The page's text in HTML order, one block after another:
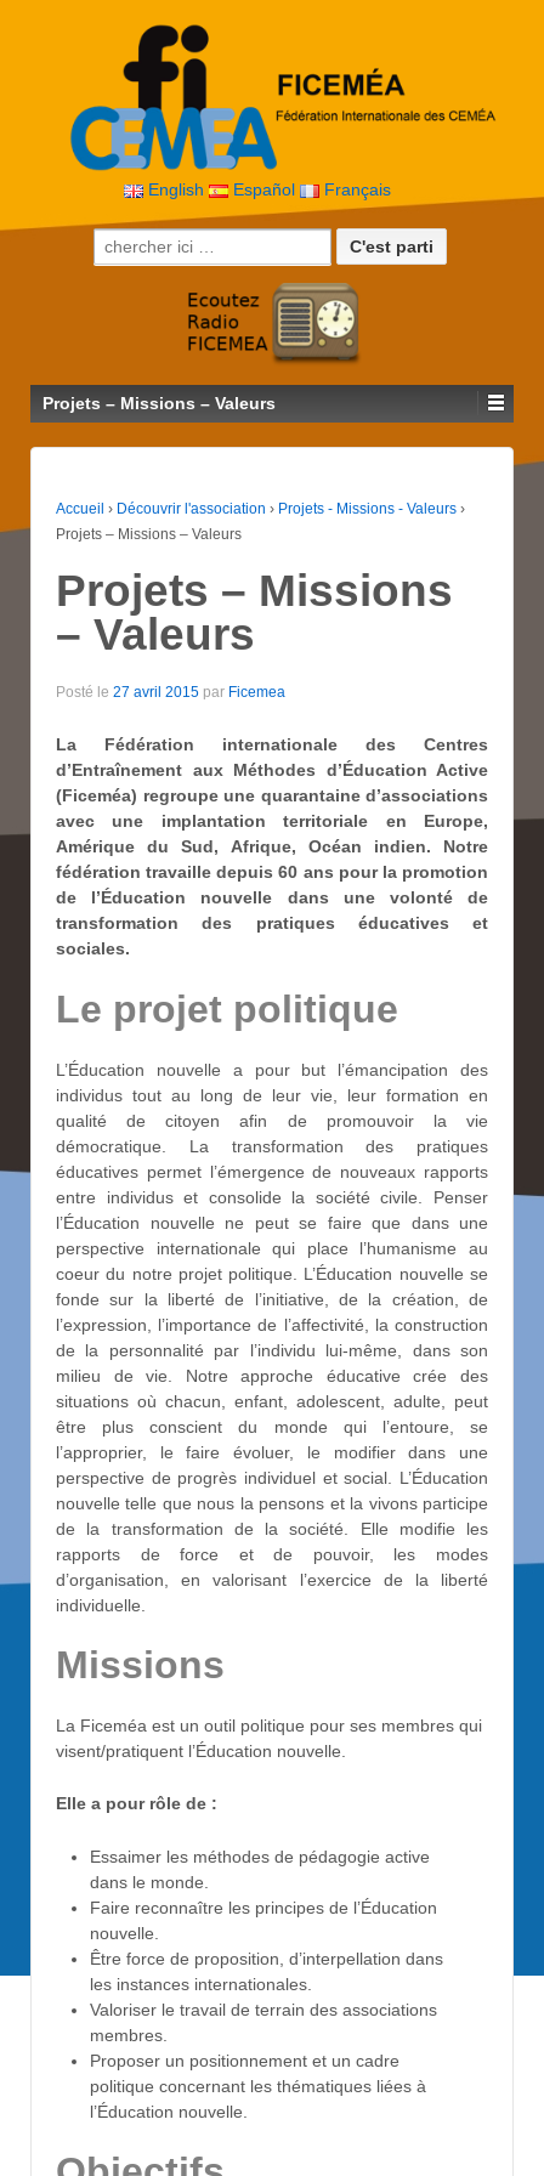
English Español Français
Recherche pour:
Projets – Missions – Valeurs
Accueil › Découvrir l'association › Projets - Missions - Valeurs ›
Projets – Missions – Valeurs
Projets – Missions
– Valeurs
Posté le 27 avril 2015 par Ficemea
La Fédération internationale des Centres
d’Entraînement aux Méthodes d’Éducation Active
(Ficeméa) regroupe une quarantaine d’associations
avec une implantation territoriale en Europe,
Amérique du Sud, Afrique, Océan indien. Notre
fédération travaille depuis 60 ans pour la promotion
de l’Éducation nouvelle dans une volonté de
transformation des pratiques éducatives et
sociales.
Le projet politique
L’Éducation nouvelle a pour but l’émancipation des
individus tout au long de leur vie, leur formation en
qualité de citoyen afin de promouvoir la vie
démocratique. La transformation des pratiques
éducatives permet l’émergence de nouveaux rapports
entre individus et consolide la société civile. Penser
l’Éducation nouvelle ne peut se faire que dans une
perspective internationale qui place l’humanisme au
coeur du notre projet politique. L’Éducation nouvelle se
fonde sur la liberté de l’initiative, de la création, de
l’expression, l’importance de l’affectivité, la construction
de la personnalité par l’individu lui-même, dans son
milieu de vie. Notre approche éducative crée des
situations où chacun, enfant, adolescent, adulte, peut
être plus conscient du monde qui l’entoure, se
l’approprier, le faire évoluer, le modifier dans une
perspective de progrès individuel et social. L’Éducation
nouvelle telle que nous la pensons et la vivons participe
de la transformation de la société. Elle modifie les
rapports de force et de pouvoir, les modes
d’organisation, en valorisant l’exercice de la liberté
individuelle.
Missions
La Ficeméa est un outil politique pour ses membres qui
visent/pratiquent l’Éducation nouvelle.
Elle a pour rôle de :
Essaimer les méthodes de pédagogie active
dans le monde.
Faire reconnaître les principes de l’Éducation
nouvelle.
Être force de proposition, d’interpellation dans
les instances internationales.
Valoriser le travail de terrain des associations
membres.
Proposer un positionnement et un cadre
politique concernant les thématiques liées à
l’Éducation nouvelle.